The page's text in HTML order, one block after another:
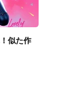
似た作